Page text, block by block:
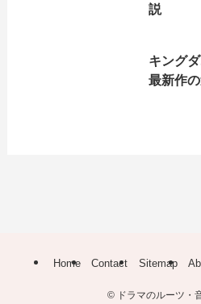
説
キング
最新作
Home Contact Sitemap
©ドラマのルーツ・